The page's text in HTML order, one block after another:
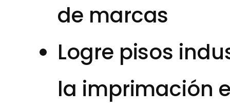
de marcas
Logre pisos
la imprimación